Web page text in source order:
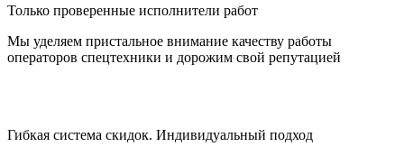
Только проверенные исполнители работ
Мы уделяем пристальное внимание качеству работы
операторов спецтехники и дорожим свой репутацией
Гибкая система скидок. Индивидуальный подход